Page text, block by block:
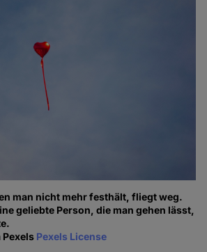
man nicht mehr festhält, fliegt weg.
geliebte Person, die man gehen lässt,
Pexels Pexels License